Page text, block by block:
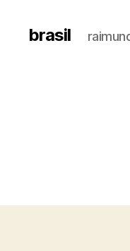
brasil